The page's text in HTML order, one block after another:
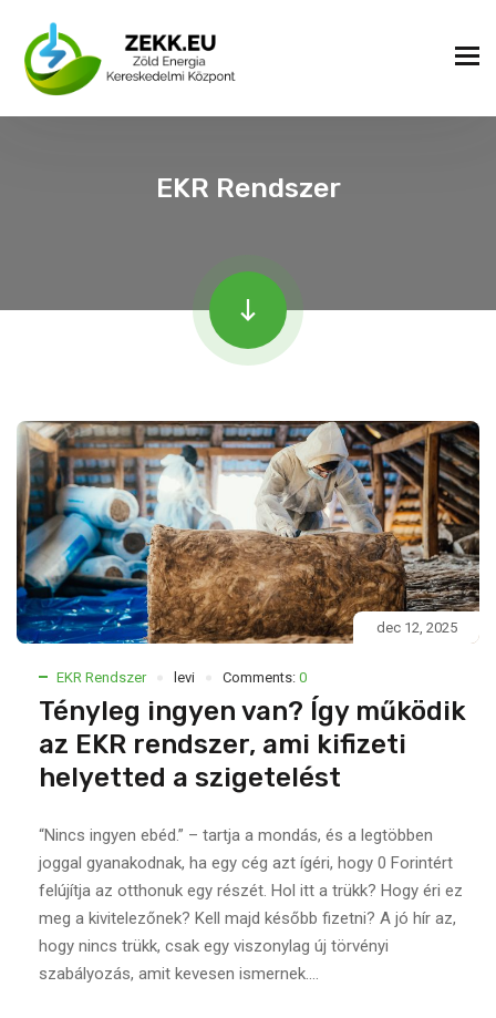
EKR Rendszer
dec 12, 2025
EKR Rendszer levi Comments: 0
Tényleg ingyen van? Így működik
az EKR rendszer, ami kifizeti
helyetted a szigetelést
“Nincs ingyen ebéd.” – tartja a mondás, és a legtöbben
joggal gyanakodnak, ha egy cég azt ígéri, hogy 0 Forintért
felújítja az otthonuk egy részét. Hol itt a trükk? Hogy éri ez
meg a kivitelezőnek? Kell majd később fizetni? A jó hír az,
hogy nincs trükk, csak egy viszonylag új törvényi
szabályozás, amit kevesen ismernek....